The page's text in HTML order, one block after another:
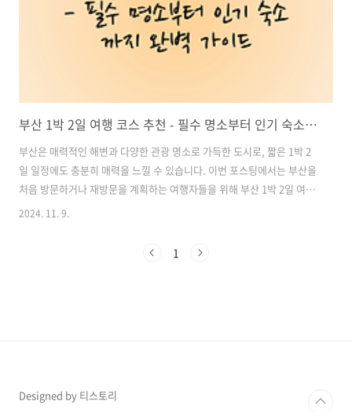
부산 1박 2일 여행 코스 추천 - 필수 명소부터 인기 숙소까지 완벽 가이드
부산은 매력적인 해변과 다양한 관광 명소로 가득한 도시로, 짧은 1박 2
일 일정에도 충분히 매력을 느낄 수 있습니다. 이번 포스팅에서는 부산을
처음 방문하거나 재방문을 계획하는 여행자들을 위해 부산 1박 2일 여행
코스를 제안합니다. 인기 명소와 감성적인 숙소까지 포함된 코스이니, 참
시티 야경 2. 2일 차: 해운대 블루라인파크 스카이캡슐 & 감천문화마을
2024. 11. 9.
1
Designed by 티스토리